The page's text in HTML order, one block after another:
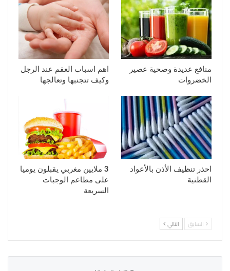
منافع عديدة وصحية عصير
الخضروات
اهم اسباب العقم عند الرجل
وكيف تتجنبها وتعالجها
احذر تنظيف الأذن بالأعواد
القطنية
3 ملايين مغربي يقبلون يوميا
على مطاعم الوجبات
السريعة
السابق التالي